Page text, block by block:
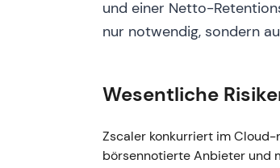
Anhaltende
Sicherheit — und wachsende
Compounder statt als
neuen Hochs bis Ende
und einer Netto-
nur notwendig, sondern
Wesentliche
Zscaler konkurriert im Cloud-
börsennotierte Anbieter und